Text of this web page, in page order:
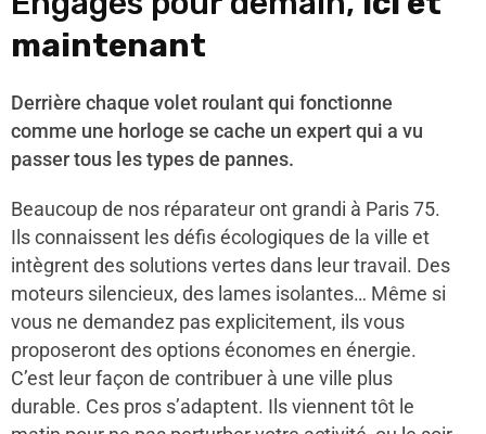
maintenant
Derrière chaque volet roulant qui fonctionne
comme une horloge se cache un expert qui a vu
passer tous les types de pannes.
Beaucoup de nos réparateur ont grandi à Paris 75.
Ils connaissent les défis écologiques de la ville et
intègrent des solutions vertes dans leur travail. Des
moteurs silencieux, des lames isolantes… Même si
vous ne demandez pas explicitement, ils vous
proposeront des options économes en énergie.
C’est leur façon de contribuer à une ville plus
durable. Ces pros s’adaptent. Ils viennent tôt le